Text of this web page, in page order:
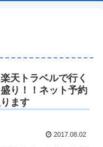
天トラベルで行く
り！！ネット予約
ます
2017.08.02